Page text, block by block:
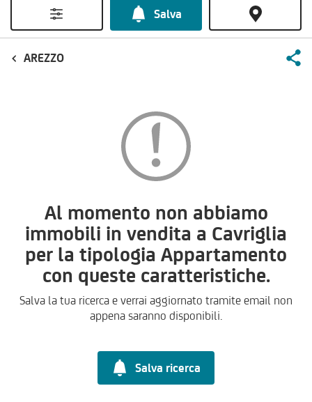
Salva
AREZZO
Al momento non abbiamo
immobili in vendita a Cavriglia
per la tipologia Appartamento
con queste caratteristiche.
Salva la tua ricerca e verrai aggiornato tramite email non
appena saranno disponibili.
Salva ricerca